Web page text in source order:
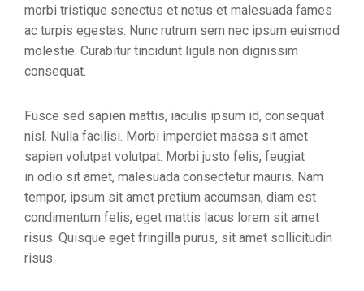
morbi tristique senectus et netus et malesuada fames
ac turpis egestas. Nunc rutrum sem nec ipsum euismod
molestie. Curabitur tincidunt ligula non dignissim
consequat.
Fusce sed sapien mattis, iaculis ipsum id, consequat
nisl. Nulla facilisi. Morbi imperdiet massa sit amet
sapien volutpat volutpat. Morbi justo felis, feugiat
in odio sit amet, malesuada consectetur mauris. Nam
tempor, ipsum sit amet pretium accumsan, diam est
condimentum felis, eget mattis lacus lorem sit amet
risus. Quisque eget fringilla purus, sit amet sollicitudin
risus.